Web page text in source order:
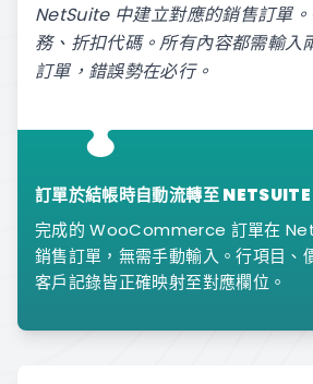
NetSuite 中建立對應的銷售訂單
務、折扣代碼。所有內容都需輸入
訂單，錯誤勢在必行。
訂單於結帳時自動流轉至 NETSUITE
完成的 WooCommerce 訂單在
銷售訂單，無需手動輸入。行項目、
客戶記錄皆正確映射至對應欄位。